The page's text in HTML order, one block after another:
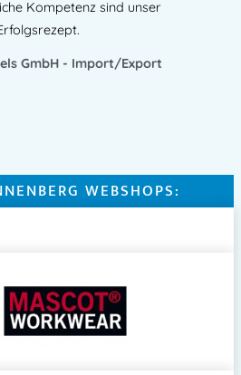
Kompetenz sind unser
GmbH - Import/Export
WEBSHOPS: